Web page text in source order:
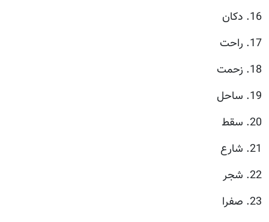
16. دكان
17. راحت
18. زحمت
19. ساحل
20. سقط
21. شارع
22. شجر
23. صفرا